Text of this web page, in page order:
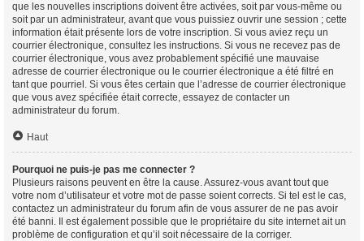
que les nouvelles inscriptions doivent être activées, soit par vous-même ou
soit par un administrateur, avant que vous puissiez ouvrir une session ; cette
information était présente lors de votre inscription. Si vous aviez reçu un
courrier électronique, consultez les instructions. Si vous ne recevez pas de
courrier électronique, vous avez probablement spécifié une mauvaise
adresse de courrier électronique ou le courrier électronique a été filtré en
tant que pourriel. Si vous êtes certain que l’adresse de courrier électronique
que vous avez spécifiée était correcte, essayez de contacter un
administrateur du forum.
Haut
Pourquoi ne puis-je pas me connecter ?
Plusieurs raisons peuvent en être la cause. Assurez-vous avant tout que
votre nom d’utilisateur et votre mot de passe soient corrects. Si tel est le cas,
contactez un administrateur du forum afin de vous assurer de ne pas avoir
été banni. Il est également possible que le propriétaire du site internet ait un
problème de configuration et qu’il soit nécessaire de la corriger.